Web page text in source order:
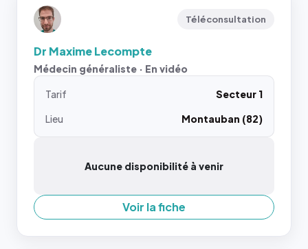
Téléconsultation
Dr Maxime Lecompte
Médecin généraliste · En vidéo
Tarif
Secteur 1
Lieu
Montauban (82)
Aucune disponibilité à venir
Voir la fiche